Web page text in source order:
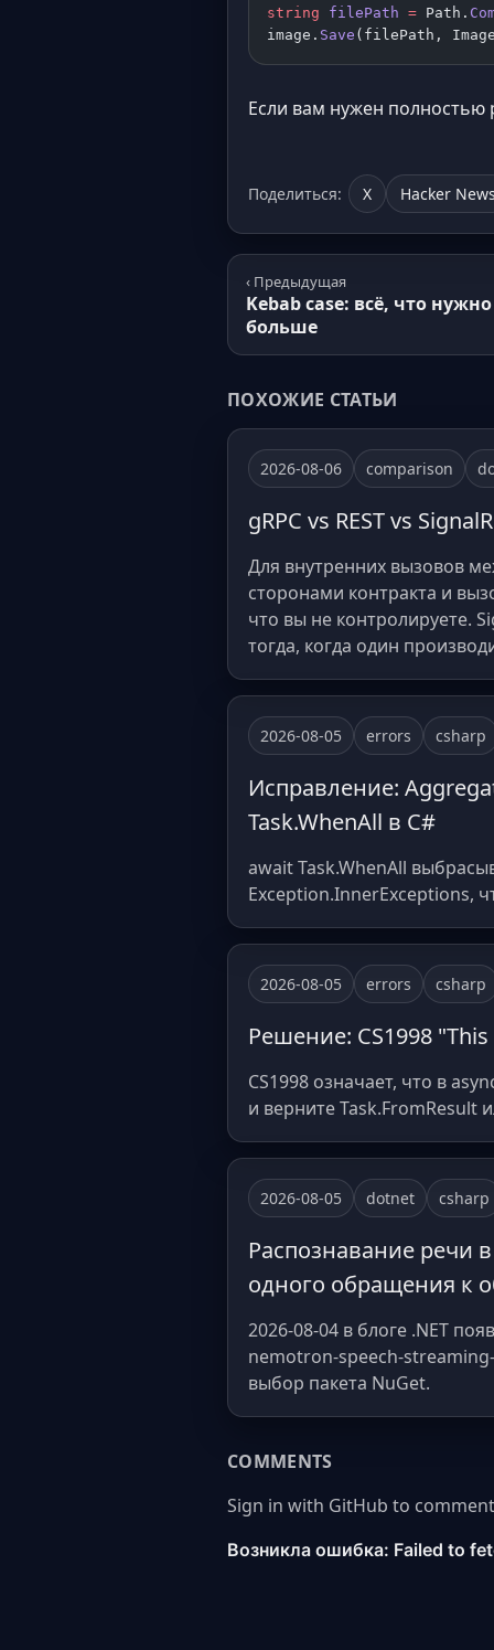
string filePath = Path.
image. Save (filePath,
Если вам нужен
Поделиться: X Hacker
‹ Предыдущая
Kebab case: всё, что
больше
ПОХОЖИЕ СТАТЬИ
2026-08-06 comparison
gRPC vs REST vs
Для внутренних вызовов
сторонами контракта и
что вы не контролируете.
тогда, когда один
2026-08-05 errors csharp
Исправление:
Task.WhenAll в C#
await Task.WhenAll
Exception.InnerExceptions,
2026-08-05 errors csharp
Решение: CS1998
CS1998 означает, что в
и верните Task.FromResult
2026-08-05 dotnet csharp
Распознавание речи
одного обращения к
2026-08-04 в блоге .NET
nemotron-speech-
выбор пакета NuGet.
COMMENTS
Sign in with GitHub to